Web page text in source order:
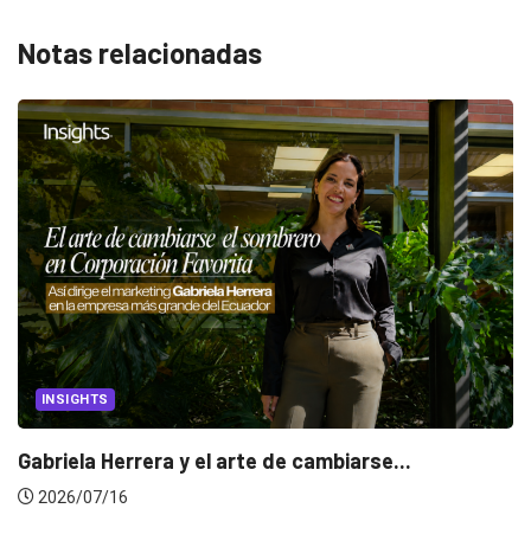
Notas relacionadas
INSIGHTS
Gabriela Herrera y el arte de cambiarse...
2026/07/16